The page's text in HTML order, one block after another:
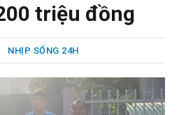
triệu đồng
NHỊP SỐNG 24H